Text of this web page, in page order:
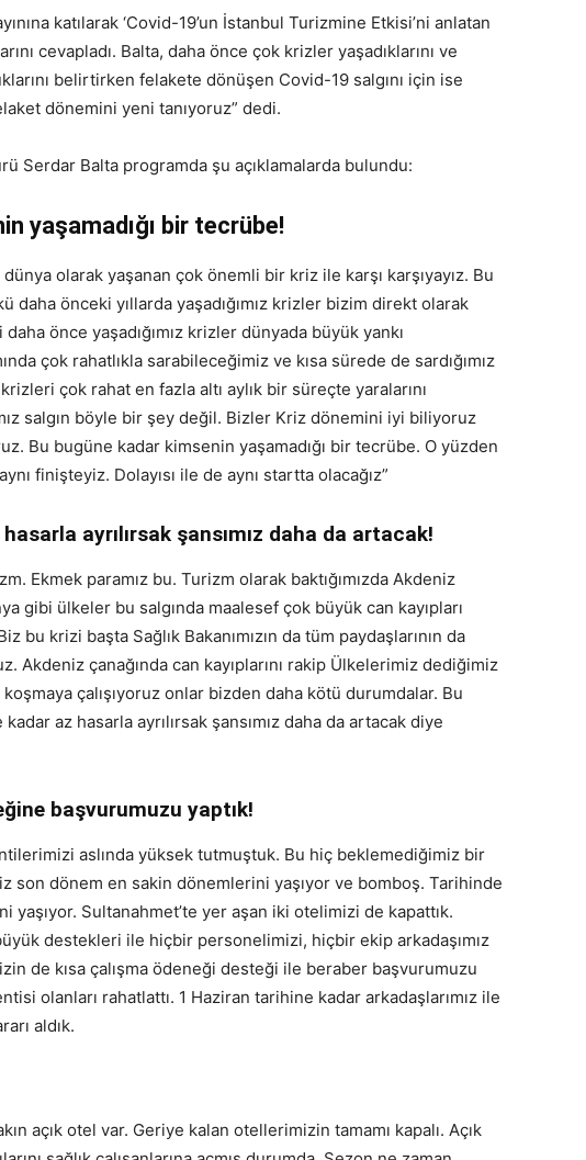
katılarak ‘Covid-19’un İstanbul Turizmine Etkisi’ni anlatan
cevapladı. Balta, daha önce çok krizler yaşadıklarını ve
belirtirken felakete dönüşen Covid-19 salgını için ise
dönemini yeni tanıyoruz” dedi.
Serdar Balta programda şu açıklamalarda bulundu:
yaşamadığı bir tecrübe!
olarak yaşanan çok önemli bir kriz ile karşı karşıyayız. Bu
önceki yıllarda yaşadığımız krizler bizim direkt olarak
önce yaşadığımız krizler dünyada büyük yankı
çok rahatlıkla sarabileceğimiz ve kısa sürede de sardığımız
çok rahat en fazla altı aylık bir süreçte yaralarını
salgın böyle bir şey değil. Bizler Kriz dönemini iyi biliyoruz
Bu bugüne kadar kimsenin yaşamadığı bir tecrübe. O yüzden
finişteyiz. Dolayısı ile de aynı startta olacağız”
ayrılırsak şansımız daha da artacak!
Ekmek paramız bu. Turizm olarak baktığımızda Akdeniz
gibi ülkeler bu salgında maalesef çok büyük can kayıpları
bu krizi başta Sağlık Bakanımızın da tüm paydaşlarının da
Akdeniz çanağında can kayıplarını rakip Ülkelerimiz dediğimiz
çalışıyoruz onlar bizden daha kötü durumdalar. Bu
az hasarla ayrılırsak şansımız daha da artacak diye
başvurumuzu yaptık!
aslında yüksek tutmuştuk. Bu hiç beklemediğimiz bir
son dönem en sakin dönemlerini yaşıyor ve bomboş. Tarihinde
yaşıyor. Sultanahmet’te yer aşan iki otelimizi de kapattık.
destekleri ile hiçbir personelimizi, hiçbir ekip arkadaşımız
de kısa çalışma ödeneği desteği ile beraber başvurumuzu
olanları rahatlattı. 1 Haziran tarihine kadar arkadaşlarımız ile
aldık.
açık otel var. Geriye kalan otellerimizin tamamı kapalı. Açık